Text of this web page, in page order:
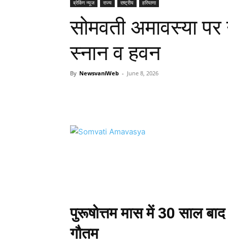
ब्रेकिंग न्यूज राज्य राष्ट्रीय हरियाणा
सोमवती अमावस्या पर
स्नान व हवन
By NewsvaniWeb - June 8, 2026
पुरूषोत्तम मास में 30 साल
गौतम